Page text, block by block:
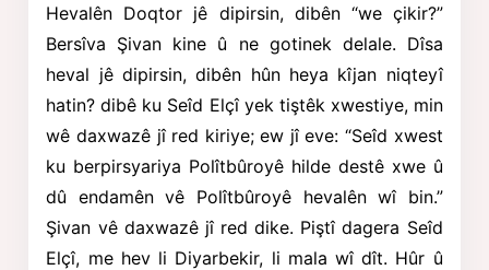
Hevalên Doqtor jê dipirsin, dibên “we çikir?”
Bersîva Şivan kine û ne gotinek delale. Dîsa
heval jê dipirsin, dibên hûn heya kîjan niqteyî
hatin? dibê ku Seîd Elçî yek tiştêk xwestiye, min
wê daxwazê jî red kiriye; ew jî eve: “Seîd xwest
ku berpirsyariya Polîtbûroyê hilde destê xwe û
dû endamên vê Polîtbûroyê hevalên wî bin.”
Şivan vê daxwazê jî red dike. Piştî dagera Seîd
Elçî, me hev li Diyarbekir, li mala wî dît. Hûr û